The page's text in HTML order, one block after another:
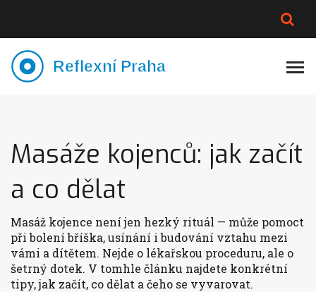
VÝMĚNA VODY
Masáže kojenců: jak začít
a co dělat
Masáž kojence není jen hezký rituál — může pomoct
při bolení bříška, usínání i budování vztahu mezi
vámi a dítětem. Nejde o lékařskou proceduru, ale o
šetrný dotek. V tomhle článku najdete konkrétní
tipy, jak začít, co dělat a čeho se vyvarovat.